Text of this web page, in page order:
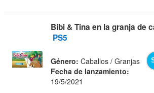
Bibi & Tina en la granja de
PS5
Género: Caballos / Granjas
Fecha de lanzamiento:
19/5/2021